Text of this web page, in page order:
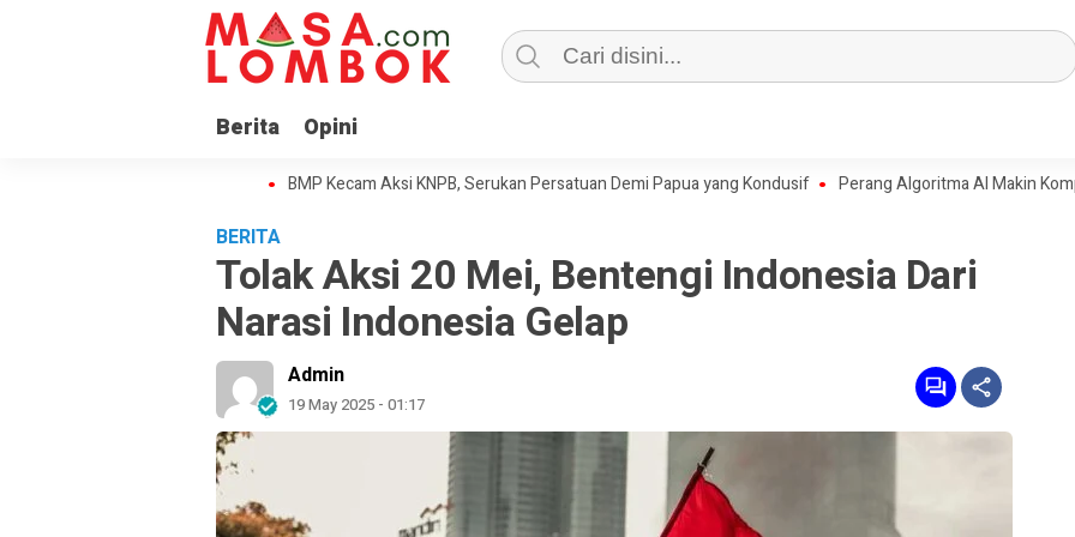
Berita Opini
BMP Kecam Aksi KNPB, Serukan Persatuan Demi Papua yang Kondusif Perang Algoritma AI Makin Kompleks,
BERITA
Tolak Aksi 20 Mei, Bentengi Indonesia Dari
Narasi Indonesia Gelap
Admin
19 May 2025 - 01:17